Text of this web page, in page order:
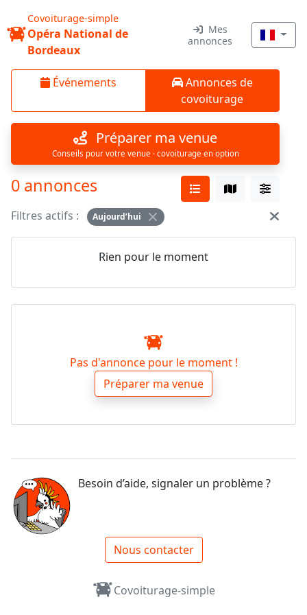
Covoiturage-simple
Opéra National de
Bordeaux
Mes
annonces
Événements
Annonces de
covoiturage
Préparer ma venue
Conseils pour votre venue · covoiturage en option
0 annonces
Filtres actifs : Aujourd’hui
Rien pour le moment
Pas d'annonce pour le moment !
Préparer ma venue
Besoin d’aide, signaler un problème ?
Nous contacter
Covoiturage-simple